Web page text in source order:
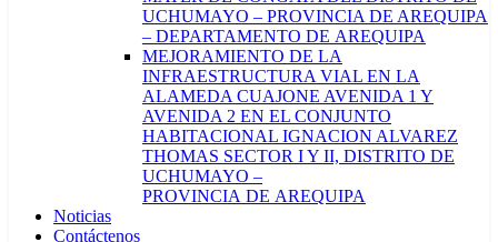
UCHUMAYO – PROVINCIA DE AREQUIPA
– DEPARTAMENTO DE AREQUIPA
MEJORAMIENTO DE LA
INFRAESTRUCTURA VIAL EN LA
ALAMEDA CUAJONE AVENIDA 1 Y
AVENIDA 2 EN EL CONJUNTO
HABITACIONAL IGNACION ALVAREZ
THOMAS SECTOR I Y II, DISTRITO DE
UCHUMAYO –
PROVINCIA DE AREQUIPA
Noticias
Contáctenos